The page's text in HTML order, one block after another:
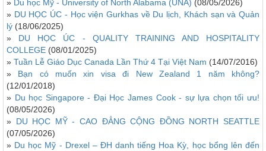
» Du học Mỹ - University of North Alabama (UNA) (08/05/2026)
» DU HỌC ÚC - Học viện Gurkhas về Du lịch, Khách sạn và Quản
lý (18/06/2025)
» DU HỌC ÚC - QUALITY TRAINING AND HOSPITALITY
COLLEGE (08/01/2025)
» Tuần Lễ Giáo Dục Canada Lần Thứ 4 Tại Việt Nam (14/07/2016)
» Bạn có muốn xin visa đi New Zealand 1 năm không?
(12/01/2018)
» Du học Singapore - Đại Học James Cook - sự lựa chọn tối ưu!
(08/05/2026)
» DU HỌC MỸ - CAO ĐẲNG CỘNG ĐỒNG NORTH SEATTLE
(07/05/2026)
» Du học Mỹ - Drexel – ĐH danh tiếng Hoa Kỳ, học bổng lên đến